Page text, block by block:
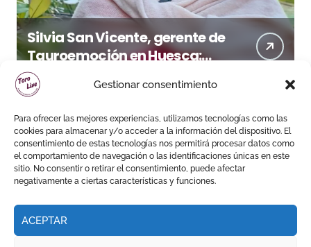
Gestionar consentimiento
Para ofrecer las mejores experiencias, utilizamos tecnologías como las
cookies para almacenar y/o acceder a la información del dispositivo. El
consentimiento de estas tecnologías nos permitirá procesar datos como
el comportamiento de navegación o las identificaciones únicas en este
sitio. No consentir o retirar el consentimiento, puede afectar
negativamente a ciertas características y funciones.
ACEPTAR
Silvia San Vicente, gerente de
Tauroemoción en Huesca:
«Todas las figuras del toreo
quieren venir a esta feria»